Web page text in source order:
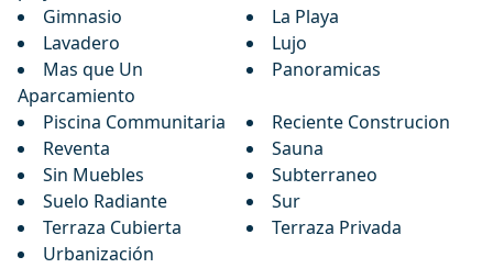
Gimnasio
La Playa
Lavadero
Lujo
Mas que Un
Aparcamiento
Panoramicas
Piscina Communitaria
Reciente Construcion
Reventa
Sauna
Sin Muebles
Subterraneo
Suelo Radiante
Sur
Terraza Cubierta
Terraza Privada
Urbanización